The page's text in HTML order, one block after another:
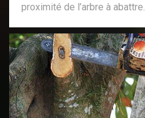
proximité de l’arbre à abattre.